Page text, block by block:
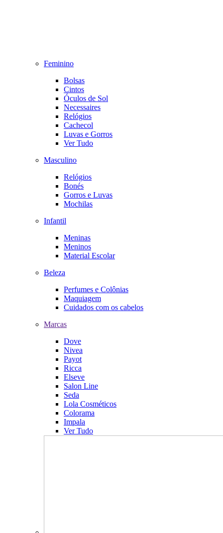
Feminino
Bolsas
Cintos
Óculos de Sol
Necessaires
Relógios
Cachecol
Luvas e Gorros
Ver Tudo
Masculino
Relógios
Bonés
Gorros e Luvas
Mochilas
Infantil
Meninas
Meninos
Material Escolar
Beleza
Perfumes e Colônias
Maquiagem
Cuidados com os cabelos
Marcas
Dove
Nivea
Payot
Ricca
Elseve
Salon Line
Seda
Lola Cosméticos
Colorama
Impala
Ver Tudo